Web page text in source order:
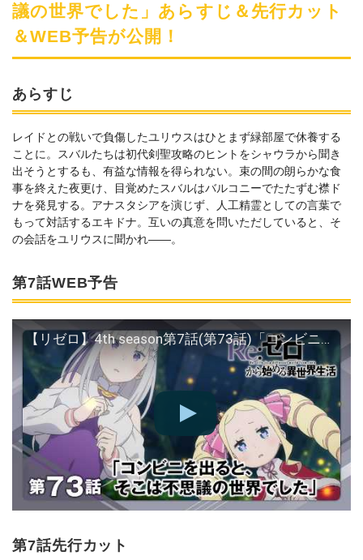
議の世界でした」あらすじ＆先行カット
＆WEB予告が公開！
あらすじ
レイドとの戦いで負傷したユリウスはひとまず緑部屋で休養する
ことに。スバルたちは初代剣聖攻略のヒントをシャウラから聞き
出そうとするも、有益な情報を得られない。束の間の朗らかな食
事を終えた夜更け、目覚めたスバルはバルコニーでたたずむ襟ド
ナを発見する。アナスタシアを演じず、人工精霊としての言葉で
もって対話するエキドナ。互いの真意を問いただしていると、そ
の会話をユリウスに聞かれ――。
第7話WEB予告
【リゼロ】4th season第7話(第73話)「コンビニを出ると、そこは不思議の世界でした」WEB予告│TVアニメ『Re:ゼロから始める異世界生活』4th season 好評放送中
第7話先行カット